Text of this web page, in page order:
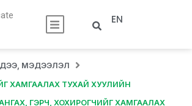
EN
МЭДЭЭЛЭЛ
ХАМГААЛАХ ТУХАЙ ХУУЛИЙН
ГЭРЧ, ХОХИРОГЧИЙГ ХАМГААЛАХ